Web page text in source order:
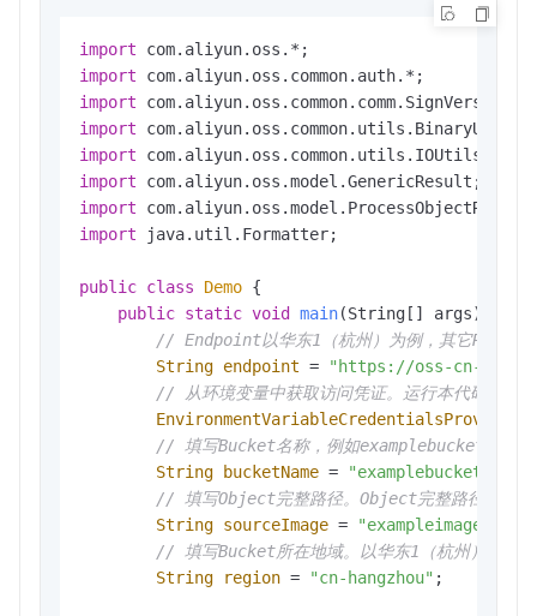
import
import
import
import
import
import
import
import java.util.Formatter;
public class Demo {
public static void main(String[] args)
// Endpoint以华东1（杭州）为例，其它Region
String endpoint =
"https://oss-cn-
// 从环境变量中获取访问凭证。运行本代码示例之
EnvironmentVariableCredentialsProvider
// 填写Bucket名称，例如examplebucket。
String bucketName = "examplebucket"
// 填写Object完整路径。Object完整路径中不能
String sourceImage = "exampleimage.png"
// 填写Bucket所在地域。以华东1（杭州）为例
String
region = "cn-hangzhou" ;